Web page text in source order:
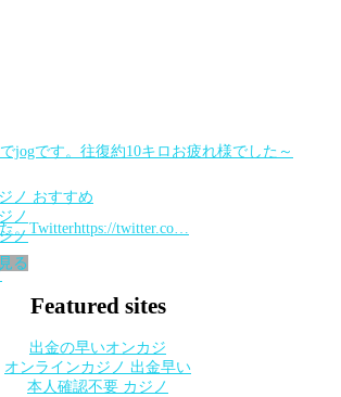
ノ おすすめ
ノ
ノ
jogです。往復約10キロお疲れ様でした～
。Twitterhttps://twitter.co…
る
Featured sites
出金の早いオンカジ
オンラインカジノ 出金早い
本人確認不要 カジノ